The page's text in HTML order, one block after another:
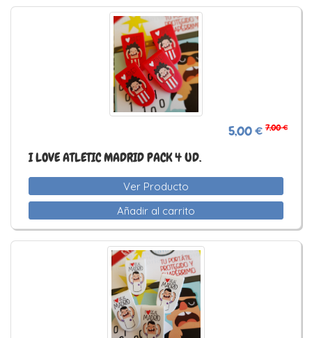
5,00 € 7,00 €
I LOVE ATLETIC MADRID PACK 4 UD.
Ver Producto
Añadir al carrito